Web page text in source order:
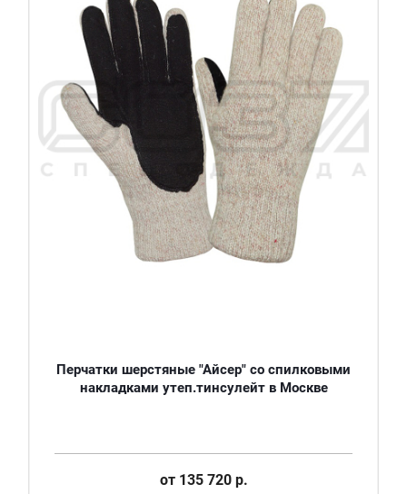
Перчатки шерстяные "Айсер" со спилковыми
накладками утеп.тинсулейт в Москве
от 135 720 р.